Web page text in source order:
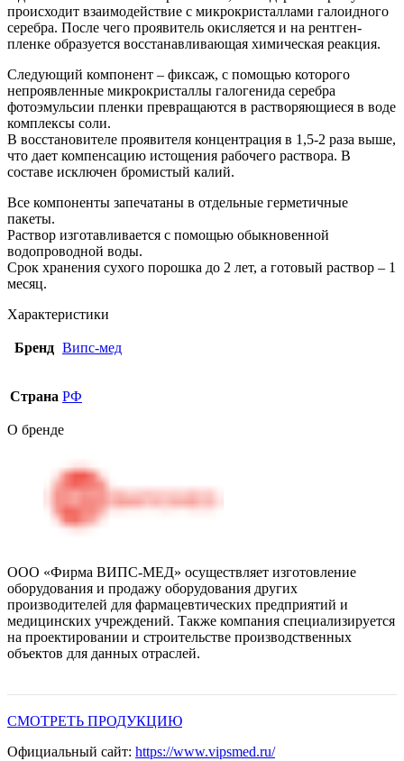
происходит взаимодействие с микрокристаллами галоидного
серебра. После чего проявитель окисляется и на рентген-
пленке образуется восстанавливающая химическая реакция.
Следующий компонент – фиксаж, с помощью которого
непроявленные микрокристаллы галогенида серебра
фотоэмульсии пленки превращаются в растворяющиеся в воде
комплексы соли.
В восстановителе проявителя концентрация в 1,5-2 раза выше,
что дает компенсацию истощения рабочего раствора. В
составе исключен бромистый калий.
Все компоненты запечатаны в отдельные герметичные
пакеты.
Раствор изготавливается с помощью обыкновенной
водопроводной воды.
Срок хранения сухого порошка до 2 лет, а готовый раствор – 1
месяц.
Характеристики
Бренд Випс-мед
Страна РФ
О бренде
ООО «Фирма ВИПС-МЕД» осуществляет изготовление
оборудования и продажу оборудования других
производителей для фармацевтических предприятий и
медицинских учреждений. Также компания специализируется
на проектировании и строительстве производственных
объектов для данных отраслей.
СМОТРЕТЬ ПРОДУКЦИЮ
Официальный сайт: https://www.vipsmed.ru/